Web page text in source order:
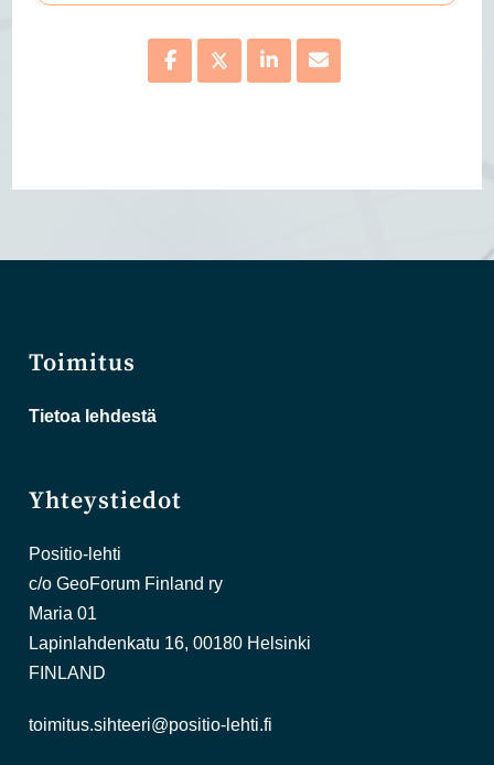
Toimitus
Tietoa lehdestä
Yhteystiedot
Positio-lehti
c/o GeoForum Finland ry
Maria 01
Lapinlahdenkatu 16, 00180 Helsinki
FINLAND
toimitus.sihteeri@positio-lehti.fi